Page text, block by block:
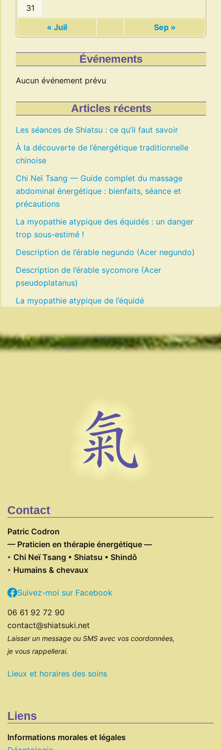
31
« Juil
Sep »
Événements
Aucun événement prévu
Articles récents
Les séances de Shiatsu : ce qu’il faut savoir
À la découverte de l’énergétique traditionnelle
chinoise
Chi Neï Tsang — Guide complet du massage
abdominal énergétique : bienfaits, séance et
précautions
La myopathie atypique des équidés : un danger
trop sous-estimé !
Description de l’érable negundo (Acer negundo)
Description de l’érable sycomore (Acer
pseudoplatanus)
La myopathie atypique de l’équidé
Contact
Patric Codron
— Praticien en thérapie énergétique —
‣ Chi Neï Tsang • Shiatsu • Shindô
‣ Humains & chevaux
Suivez-moi sur Facebook
06 61 92 72 90
contact@shiatsuki.net
Laisser un message ou SMS avec vos coordonnées,
je vous rappellerai.
Lieux et horaires des soins
Liens
Informations morales et légales